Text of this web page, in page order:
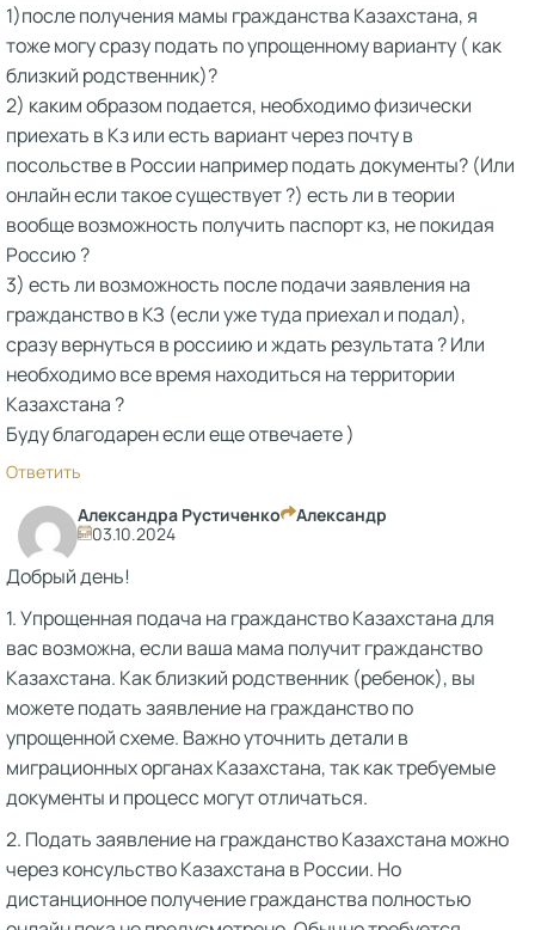
1)после получения мамы гражданства Казахстана, я
тоже могу сразу подать по упрощенному варианту ( как
близкий родственник)?
2) каким образом подается, необходимо физически
приехать в Кз или есть вариант через почту в
посольстве в России например подать документы? (Или
онлайн если такое существует ?) есть ли в теории
вообще возможность получить паспорт кз, не покидая
Россию ?
3) есть ли возможность после подачи заявления на
гражданство в КЗ (если уже туда приехал и подал),
сразу вернуться в россиию и ждать результата ? Или
необходимо все время находиться на территории
Казахстана ?
Буду благодарен если еще отвечаете )
Ответить
Александра Рустиченко
Александр
03.10.2024
Добрый день!
1. Упрощенная подача на гражданство Казахстана для
вас возможна, если ваша мама получит гражданство
Казахстана. Как близкий родственник (ребенок), вы
можете подать заявление на гражданство по
упрощенной схеме. Важно уточнить детали в
миграционных органах Казахстана, так как требуемые
документы и процесс могут отличаться.
2. Подать заявление на гражданство Казахстана можно
через консульство Казахстана в России. Но
дистанционное получение гражданства полностью